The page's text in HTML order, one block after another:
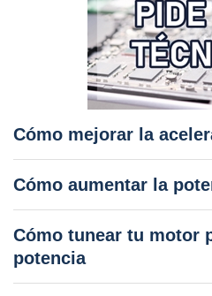
Cómo mejorar la
Cómo aumentar la
Cómo tunear tu motor
potencia